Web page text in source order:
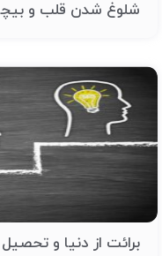
شلوغ شدن قلب و
برائت از دنیا و تحصیل